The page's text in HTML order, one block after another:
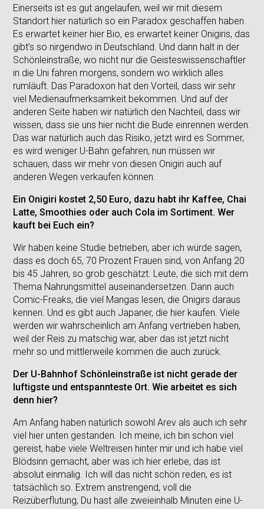
Einerseits ist es gut angelaufen, weil wir mit diesem
Standort hier natürlich so ein Paradox geschaffen haben.
Es erwartet keiner hier Bio, es erwartet keiner Onigiris, das
gibt’s so nirgendwo in Deutschland. Und dann halt in der
Schönleinstraße, wo nicht nur die Geisteswissenschaftler
in die Uni fahren morgens, sondern wo wirklich alles
rumläuft. Das Paradoxon hat den Vorteil, dass wir sehr
viel Medienaufmerksamkeit bekommen. Und auf der
anderen Seite haben wir natürlich den Nachteil, dass wir
wissen, dass sie uns hier nicht die Bude einrennen werden.
Das war natürlich auch das Risiko, jetzt wird es Sommer,
es wird weniger U-Bahn gefahren, nun müssen wir
schauen, dass wir mehr von diesen Onigiri auch auf
anderen Wegen verkaufen können.
Ein Onigiri kostet 2,50 Euro, dazu habt ihr Kaffee, Chai
Latte, Smoothies oder auch Cola im Sortiment. Wer
kauft bei Euch ein?
Wir haben keine Studie betrieben, aber ich würde sagen,
dass es doch 65, 70 Prozent Frauen sind, von Anfang 20
bis 45 Jahren, so grob geschätzt. Leute, die sich mit dem
Thema Nahrungsmittel auseinandersetzen. Dann auch
Comic-Freaks, die viel Mangas lesen, die Onigirs daraus
kennen. Und es gibt auch Japaner, die hier kaufen. Viele
werden wir wahrscheinlich am Anfang vertrieben haben,
weil der Reis zu matschig war, aber das ist jetzt nicht
mehr so und mittlerweile kommen die auch zurück.
Der U-Bahnhof Schönleinstraße ist nicht gerade der
luftigste und entspannteste Ort. Wie arbeitet es sich
denn hier?
Am Anfang haben natürlich sowohl Arev als auch ich sehr
viel hier unten gestanden. Ich meine, ich bin schon viel
gereist, habe viele Weltreisen hinter mir und ich habe viel
Blödsinn gemacht, aber was ich hier erlebe, das ist
absolut einmalig. Ich will das nicht schön reden, es ist
tatsächlich so. Extrem anstrengend, voll die
Reizüberflutung, Du hast alle zweieinhalb Minuten eine U-